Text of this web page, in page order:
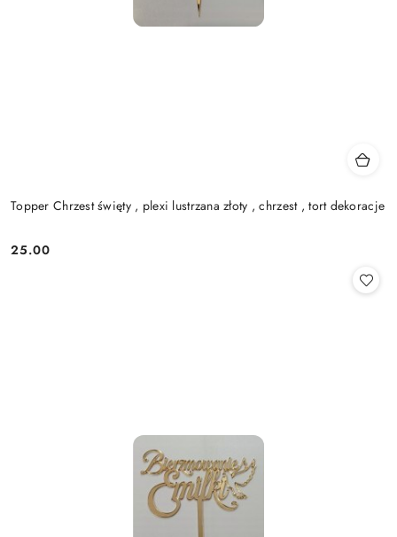
Topper Chrzest święty , plexi lustrzana złoty , chrzest , tort dekoracje
Cena:
25.00